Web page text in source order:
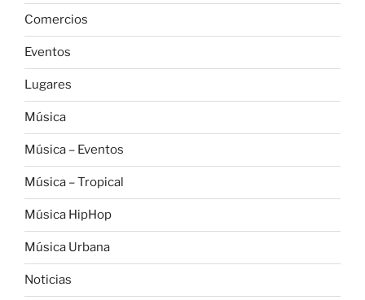
Comercios
Eventos
Lugares
Música
Música – Eventos
Música – Tropical
Música HipHop
Música Urbana
Noticias